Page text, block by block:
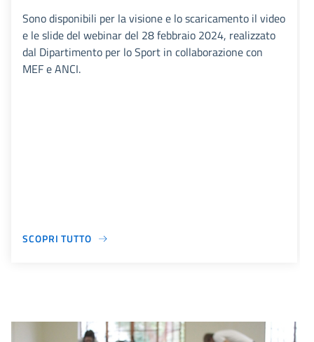
Sono disponibili per la visione e lo scaricamento il video
e le slide del webinar del 28 febbraio 2024, realizzato
dal Dipartimento per lo Sport in collaborazione con
MEF e ANCI.
SCOPRI TUTTO